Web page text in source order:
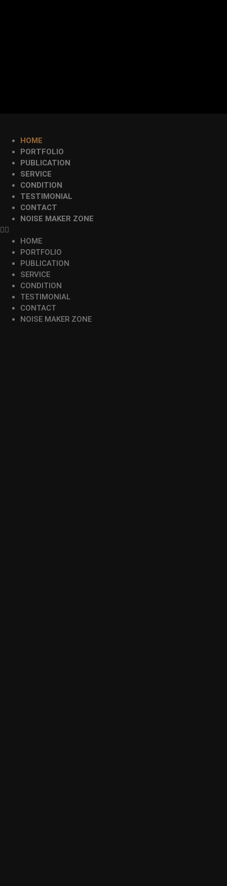
HOME
PORTFOLIO
PUBLICATION
SERVICE
CONDITION
TESTIMONIAL
CONTACT
NOISE MAKER ZONE
HOME
PORTFOLIO
PUBLICATION
SERVICE
CONDITION
TESTIMONIAL
CONTACT
NOISE MAKER ZONE